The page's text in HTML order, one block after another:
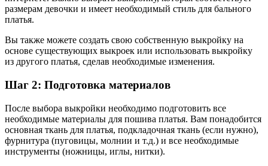
размерам девочки и имеет необходимый стиль для бального
платья.
Вы также можете создать свою собственную выкройку на
основе существующих выкроек или использовать выкройку
из другого платья, сделав необходимые изменения.
Шаг 2: Подготовка материалов
После выбора выкройки необходимо подготовить все
необходимые материалы для пошива платья. Вам понадобится
основная ткань для платья, подкладочная ткань (если нужно),
фурнитура (пуговицы, молнии и т.д.) и все необходимые
инструменты (ножницы, иглы, нитки).